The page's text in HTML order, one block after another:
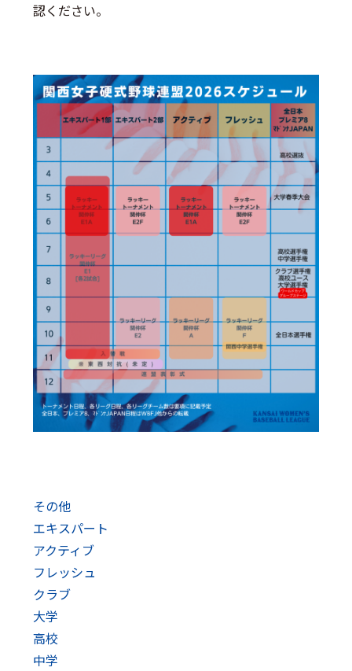
認ください。
その他
エキスパート
アクティブ
フレッシュ
クラブ
大学
高校
中学